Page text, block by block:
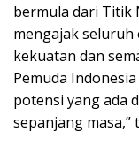
bermula dari Titik
mengajak seluruh
kekuatan dan
Pemuda
potensi yang ada
sepanjang masa,”